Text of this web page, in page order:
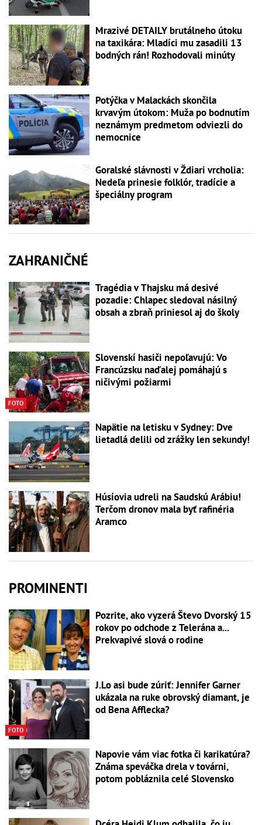
Mrazivé DETAILY brutálneho útoku
na taxikára: Mladíci mu zasadili 13
bodných rán! Rozhodovali minúty
Potýčka v Malackách skončila
krvavým útokom: Muža po bodnutím
neznámym predmetom odviezli do
nemocnice
Goralské slávnosti v Ždiari vrcholia:
Nedeľa prinesie folklór, tradície a
špeciálny program
ZAHRANIČNÉ
Tragédia v Thajsku má desivé
pozadie: Chlapec sledoval násilný
obsah a zbraň priniesol aj do školy
FOTO
Slovenskí hasiči nepoľavujú: Vo
Francúzsku naďalej pomáhajú s
ničivými požiarmi
Napätie na letisku v Sydney: Dve
lietadlá delili od zrážky len sekundy!
Húsíovia udreli na Saudskú Arábiu!
Terčom dronov mala byť rafinéria
Aramco
PROMINENTI
Pozrite, ako vyzerá Števo Dvorský 15
rokov po odchode z Telerána a...
Prekvapivé slová o rodine
FOTO
J.Lo asi bude zúriť: Jennifer Garner
ukázala na ruke obrovský diamant, je
od Bena Afflecka?
Napovie vám viac fotka či karikatúra?
Známa speváčka drela v továrni,
potom pobláznila celé Slovensko